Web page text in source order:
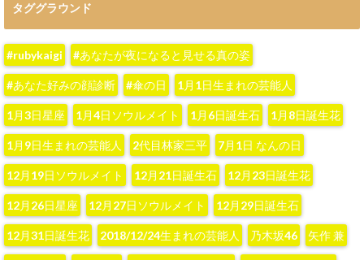
タググラウンド
#rubykaigi #あなたが夜になると見せる真の姿
#あなた好みの顔診断 #傘の日 1月1日生まれの芸能人
1月3日星座 1月4日ソウルメイト 1月6日誕生石 1月8日誕生花
1月9日生まれの芸能人 2代目林家三平 7月1日 なんの日
12月19日ソウルメイト 12月21日誕生石 12月23日誕生花
12月26日星座 12月27日ソウルメイト 12月29日誕生石
12月31日誕生花 2018/12/24生まれの芸能人 ‪乃木坂46‬ ‪矢作 兼‬